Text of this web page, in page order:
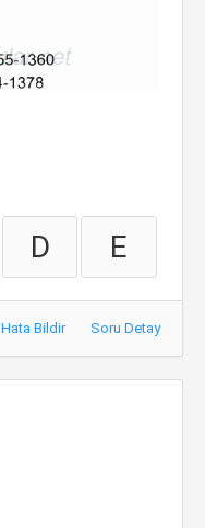
D E
Hata Bildir Soru Detay